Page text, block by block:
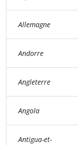
Allemagne
Andorre
Angleterre
Angola
Antigua-et-